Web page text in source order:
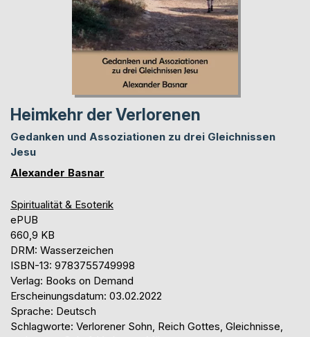
Heimkehr der Verlorenen
Gedanken und Assoziationen zu drei Gleichnissen
Jesu
Alexander Basnar
Spiritualität & Esoterik
ePUB
660,9 KB
DRM: Wasserzeichen
ISBN-13: 9783755749998
Verlag: Books on Demand
Erscheinungsdatum: 03.02.2022
Sprache: Deutsch
Schlagworte: Verlorener Sohn, Reich Gottes, Gleichnisse,